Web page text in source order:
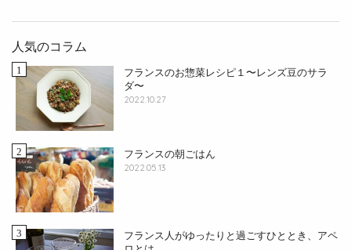
人気のコラム
フランスのお惣菜レシピ１〜レンズ豆のサラ
ダ〜
2022.10.27
フランスの朝ごはん
2022.05.13
フランス人がゆったりと過ごすひととき、アペ